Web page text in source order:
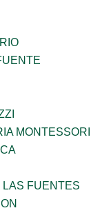
MONTESSORI
FUENTES